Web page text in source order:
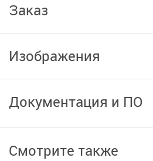
Заказ
Изображения
Документация и ПО
Смотрите также